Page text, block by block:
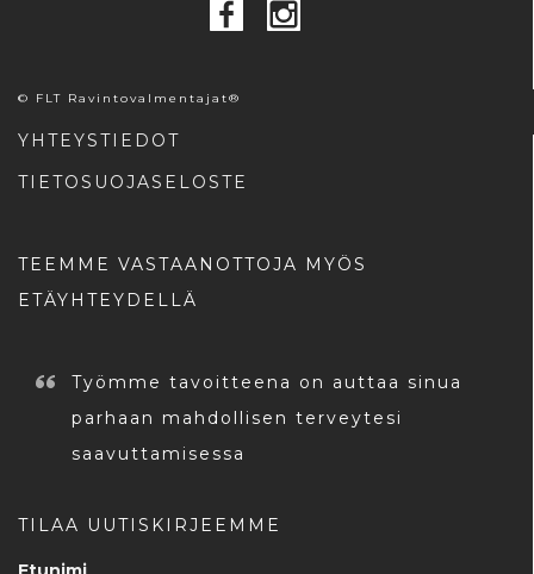
© FLT Ravintovalmentajat®
YHTEYSTIEDOT
TIETOSUOJASELOSTE
TEEMME VASTAANOTTOJA MYÖS
ETÄYHTEYDELLÄ
Työmme tavoitteena on auttaa sinua
parhaan mahdollisen terveytesi
saavuttamisessa
TILAA UUTISKIRJEEMME